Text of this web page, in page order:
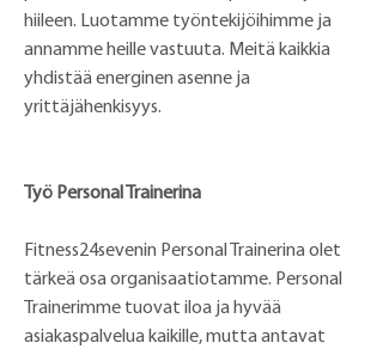
hiileen. Luotamme työntekijöihimme ja
annamme heille vastuuta. Meitä kaikkia
yhdistää energinen asenne ja
yrittäjähenkisyys.
Työ Personal Trainerina
Fitness24sevenin Personal Trainerina olet
tärkeä osa organisaatiotamme. Personal
Trainerimme tuovat iloa ja hyvää
asiakaspalvelua kaikille, mutta antavat